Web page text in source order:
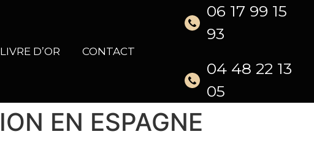
LIVRE D’OR CONTACT
06 17 99 15
93
04 48 22 13
05
EN ESPAGNE